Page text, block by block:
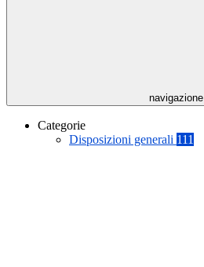
navigazione
Categorie
Disposizioni generali 111